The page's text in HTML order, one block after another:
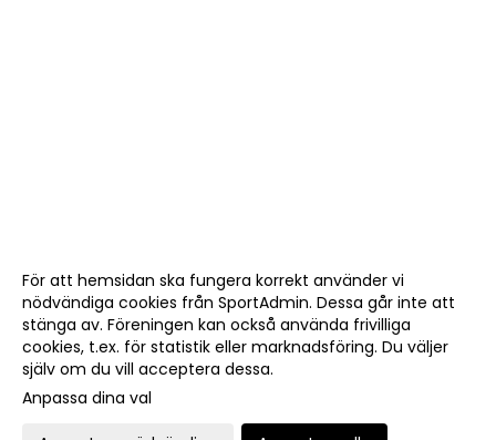
För att hemsidan ska fungera korrekt använder vi
nödvändiga cookies från SportAdmin. Dessa går inte att
stänga av. Föreningen kan också använda frivilliga
cookies, t.ex. för statistik eller marknadsföring. Du väljer
själv om du vill acceptera dessa.
Anpassa dina val